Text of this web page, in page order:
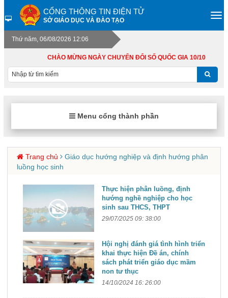
CỔNG THÔNG TIN ĐIỆN TỬ
SỞ GIÁO DỤC VÀ ĐÀO TẠO
Thứ năm, 06/08/2026 12:06
CHÀO MỪNG NGÀY CHUYỂN ĐỔI SỐ QUỐC GIA 10/10
Menu cổng thành phần
Trang chủ
Giáo dục hướng nghiệp và định hướng phân
luồng học sinh
Thực hiện phân luồng, định
hướng nghề nghiệp cho học
sinh sau THCS, THPT
29/07/2025 09: 38:00
Hội nghị đánh giá tình hình triển
khai thực hiện Đề án, chính
sách phát triển giáo dục mầm
non tư thục
14/10/2024 16: 26:00